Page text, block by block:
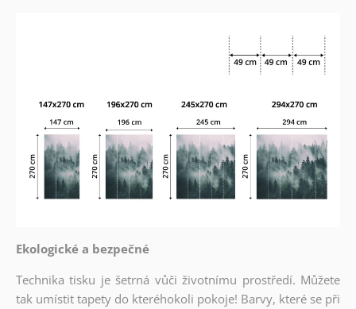
Ekologické a bezpečné
Technika tisku je šetrná vůči životnímu prostředí. Můžete
tak umístit tapety do kteréhokoli pokoje! Barvy, které se při